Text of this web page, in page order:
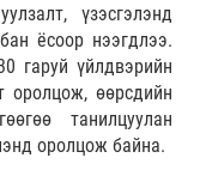
үзэсгэлэнд
ёсоор нээгдлээ.
гаруй үйлдвэрийн
оролцож, өөрсдийн
танилцуулан
оролцож байна.